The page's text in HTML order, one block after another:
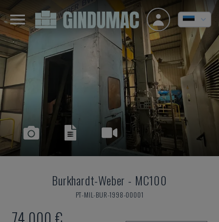
Burkhardt-Weber - MC100
PT-MIL-BUR-1998-00001